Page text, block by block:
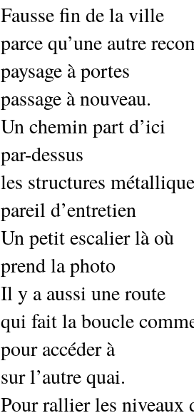
Fausse fin de la ville
parce qu’une autre
paysage à portes
passage à nouveau.
Un chemin part d’ici
par-dessus
les structures
pareil d’entretien
Un petit escalier là où
prend la photo
Il y a aussi une route
qui fait la boucle
pour accéder à
sur l’autre quai.
Pour rallier les niveaux